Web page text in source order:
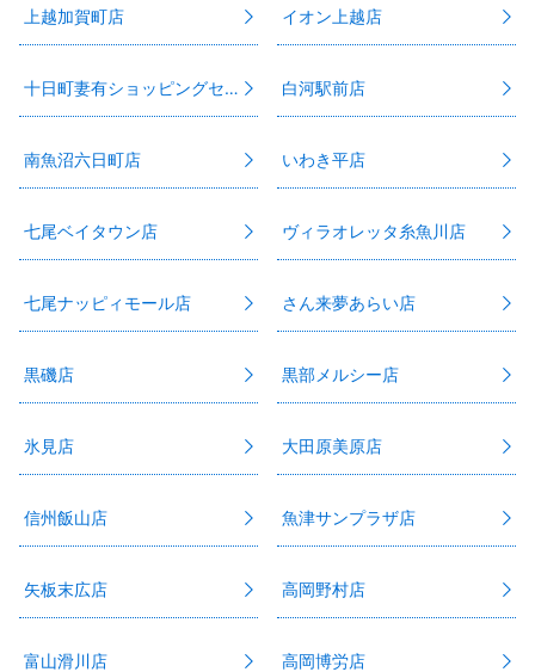
上越加賀町店 イオン上越店
十日町妻有ショッピングセンター店 白河駅前店
南魚沼六日町店 いわき平店
七尾ベイタウン店 ヴィラオレッタ糸魚川店
七尾ナッピィモール店 さん来夢あらい店
黒磯店 黒部メルシー店
氷見店 大田原美原店
信州飯山店 魚津サンプラザ店
矢板末広店 高岡野村店
富山滑川店 高岡博労店